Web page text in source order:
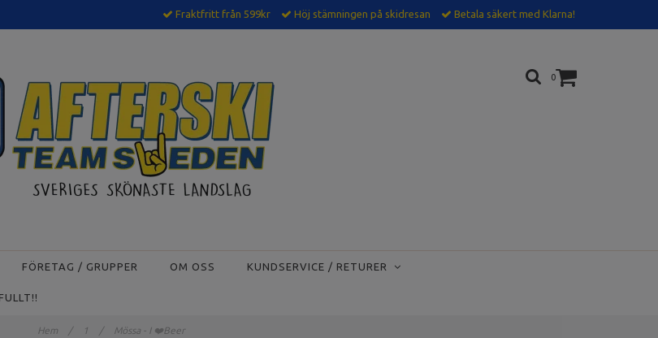
Fraktfritt från 599kr Höj stämningen på skidresan Betala säkert med Klarna!
0
FÖRETAG / GRUPPER OM OSS KUNDSERVICE / RETURER
Hem / 1 / Mössa - I ❤️Beer